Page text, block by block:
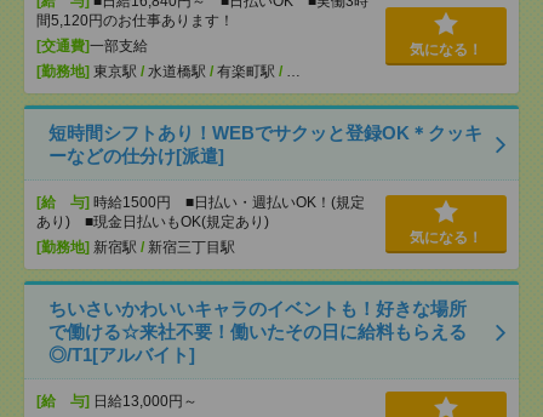
間5,120円のお仕事あります！
[交通費]一部支給
[勤務地] 東京駅 / 水道橋駅 / 有楽町駅 / …
気になる！
短時間シフトあり！WEBでサクッと登録OK＊クッキ
ーなどの仕分け[派遣]
[給 与] 時給1500円 ■日払い・週払いOK！(規定
あり) ■現金日払いもOK(規定あり)
[勤務地] 新宿駅 / 新宿三丁目駅
気になる！
ちいさいかわいいキャラのイベントも！好きな場所
で働ける☆来社不要！働いたその日に給料もらえる
◎/T1[アルバイト]
[給 与] 日給13,000円～